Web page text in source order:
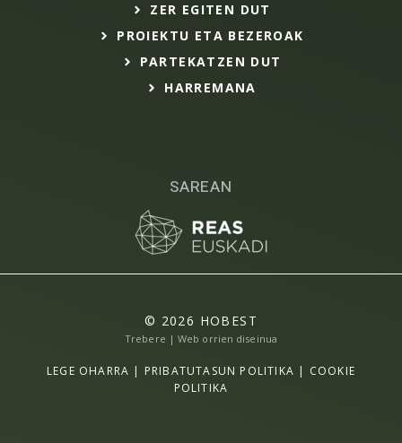
SAREAN
ZER EGITEN DUT
PROIEKTU ETA BEZEROAK
PARTEKATZEN DUT
HARREMANA
© 2026 HOBEST
Trebere | Web orrien diseinua
LEGE OHARRA | PRIBATUTASUN POLITIKA | COOKIE
POLITIKA